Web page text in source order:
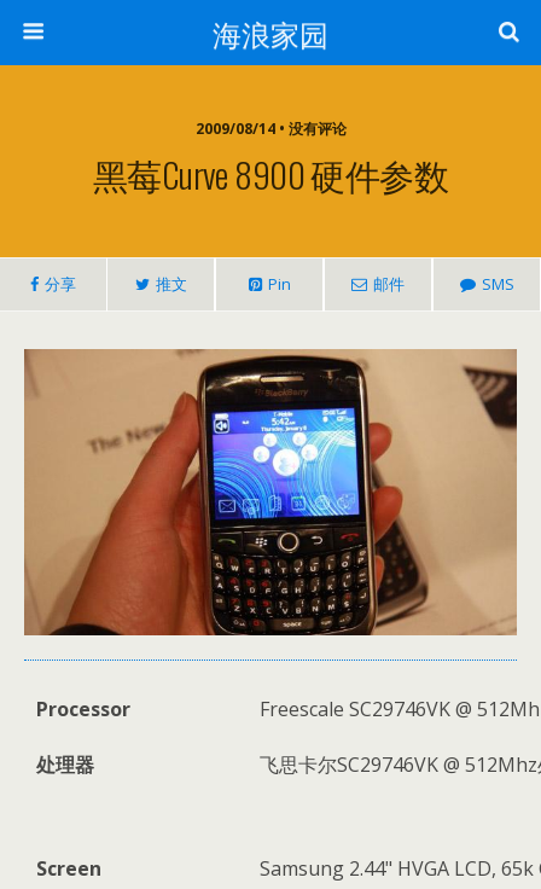
海浪家园
2009/08/14 • 没有评论
黑莓Curve 8900 硬件参数
分享 推文 Pin 邮件 SMS
Processor Freescale SC29746VK @
处理器 飞思卡尔SC29746VK @
Screen Samsung 2.44" HVGA LCD,